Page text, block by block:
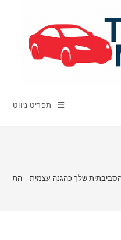
תפריט ניווט
שלך כהגנה עצמית –